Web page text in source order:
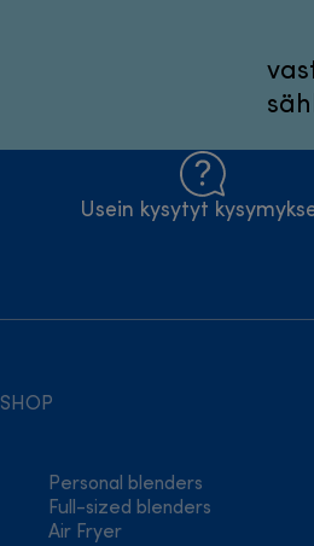
Usein kysytyt
SHOP
Personal blenders
Full-sized blenders
Air Fryer